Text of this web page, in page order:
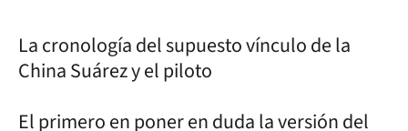
La cronología del supuesto vínculo de la
China Suárez y el piloto
El primero en poner en duda la versión del